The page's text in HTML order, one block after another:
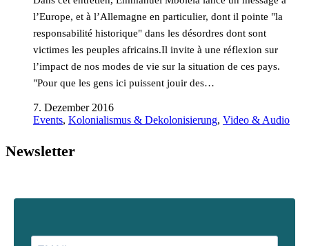
l’Europe, et à l’Allemagne en particulier, dont il pointe "la
responsabilité historique" dans les désordres dont sont
victimes les peuples africains.Il invite à une réflexion sur
l’impact de nos modes de vie sur la situation de ces pays.
"Pour que les gens ici puissent jouir des…
7. Dezember 2016
Events, Kolonialismus & Dekolonisierung, Video & Audio
Newsletter